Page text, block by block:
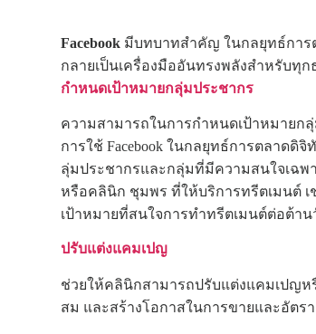
Facebook มีบทบาทสำคัญ ในกลยุทธ์การ
กลายเป็นเครื่องมืออันทรงพลังสำหรับทุก
กำหนดเป้าหมายกลุ่มประชากร
ความสามารถในการกำหนดเป้าหมาย
การใช้ Facebook ในกลยุทธ์การตลาดดิ
ลุ่มประชากรและกลุ่มที่มีความสนใจเฉพ
หรือคลินิก ชุมพร ที่ให้บริการทรีตเมนต์ เ
เป้าหมายที่สนใจการทำทรีตเมนต์ต่อต้า
ปรับแต่งแคมเปญ
ช่วยให้คลินิกสามารถปรับแต่งแคมเปญห
สม และสร้างโอกาสในการขายและอัตรา